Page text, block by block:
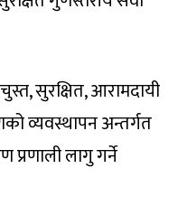
सुरक्षित, आरामदायी
व्यवस्थापन अन्तर्गत
लागु गर्ने